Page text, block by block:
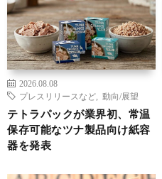
2026.08.08
プレスリリースなど
動向/展望
テトラパックが業界初、常温
保存可能なツナ製品向け紙容
器を発表